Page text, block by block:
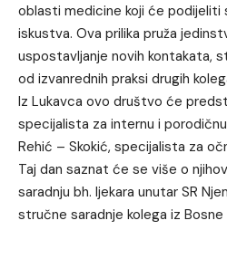
oblasti medicine koji će podijeliti
iskustva. Ova prilika pruža
uspostavljanje novih kontakata,
od izvanrednih praksi drugih
Iz Lukavca ovo društvo će
specijalista za internu i
Rehić – Skokić, specijalista za
Taj dan saznat će se više o
saradnju bh. ljekara unutar SR
stručne saradnje kolega iz